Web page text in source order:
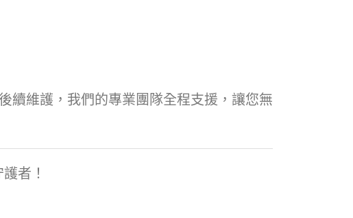
續維護，我們的專業團隊全程支援，讓您無
者！